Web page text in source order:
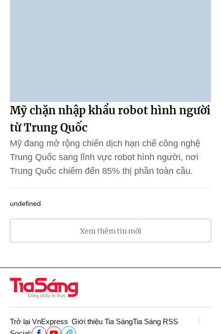
Mỹ chặn nhập khẩu robot hình người
từ Trung Quốc
Mỹ đang mở rộng chiến dịch hạn chế công nghệ
Trung Quốc sang lĩnh vực robot hình người, nơi
Trung Quốc chiếm đến 85% thị phần toàn cầu.
undefined
Xem thêm tin mới
Trở lại VnExpress Giới thiệu Tia SángTia Sáng RSS